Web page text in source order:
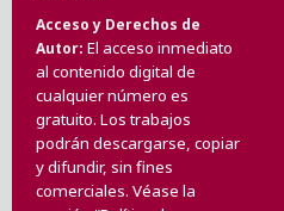
Acceso y Derechos de
Autor El acceso inmediato
al contenido digital de
cualquier número es
gratuito. Los trabajos
podrán descargarse, copiar
y difundir, sin fines
comerciales. Véase la